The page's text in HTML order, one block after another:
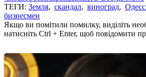
ТЕГИ: Земля, скандал, виноград,
бизнесмен
Якщо ви помітили помилку, виділіть
натисніть Ctrl + Enter, щоб повідомити